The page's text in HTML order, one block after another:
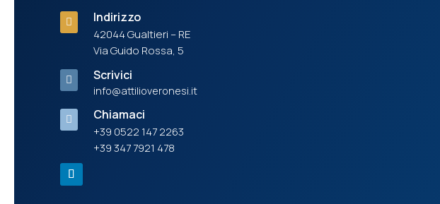
 Indirizzo
42044 Gualtieri – RE
Via Guido Rossa, 5
 Scrivici
info@attilioveronesi.it
 Chiamaci
+39 0522 147 2263
+39 347 7921 478